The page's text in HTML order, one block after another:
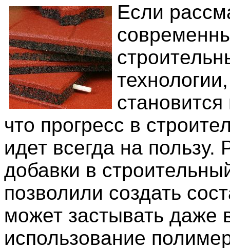
Если
что прогресс в
идет всегда на пользу.
добавки в
позволили создать
может застывать даже
использование